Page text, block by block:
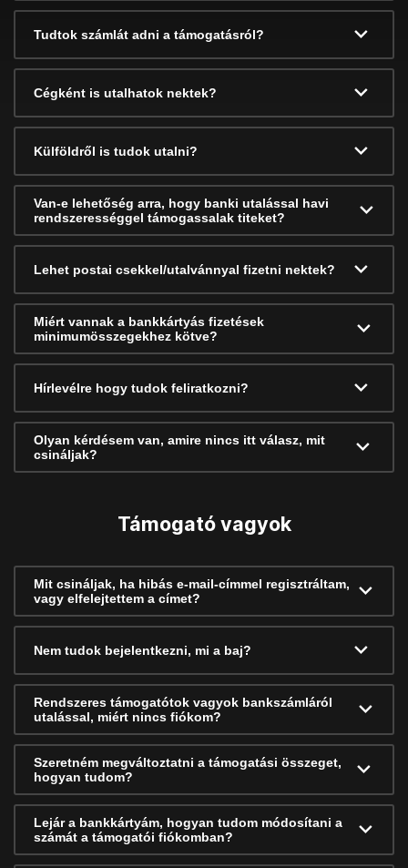
Tudtok számlát adni a támogatásról?
Cégként is utalhatok nektek?
Külföldről is tudok utalni?
Van-e lehetőség arra, hogy banki utalással havi
rendszerességgel támogassalak titeket?
Lehet postai csekkel/utalvánnyal fizetni nektek?
Miért vannak a bankkártyás fizetések
minimumösszegekhez kötve?
Hírlevélre hogy tudok feliratkozni?
Olyan kérdésem van, amire nincs itt válasz, mit
csináljak?
Támogató vagyok
Mit csináljak, ha hibás e-mail-címmel regisztráltam,
vagy elfelejtettem a címet?
Nem tudok bejelentkezni, mi a baj?
Rendszeres támogatótok vagyok bankszámláról
utalással, miért nincs fiókom?
Szeretném megváltoztatni a támogatási összeget,
hogyan tudom?
Lejár a bankkártyám, hogyan tudom módosítani a
számát a támogatói fiókomban?